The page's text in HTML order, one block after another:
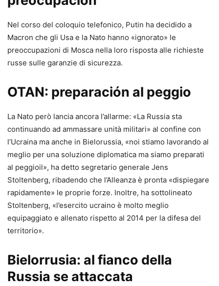
Nel corso del coloquio telefonico, Putin ha decidido a
Macron che gli Usa e la Nato hanno «ignorato» le
preoccupazioni di Mosca nella loro risposta alle richieste
russe sulle garanzie di sicurezza.
OTAN: preparación al peggio
La Nato però lancia ancora l’allarme: «La Russia sta
continuando ad ammassare unità militari» al confine con
l’Ucraina ma anche in Bielorussia, «noi stiamo lavorando al
meglio per una soluzione diplomatica ma siamo preparati
al peggioil», ha detto segretario generale Jens
Stoltenberg, ribadendo che l’Alleanza è pronta «dispiegare
rapidamente» le proprie forze. Inoltre, ha sottolineato
Stoltenberg, «l’esercito ucraino è molto meglio
equipaggiato e allenato rispetto al 2014 per la difesa del
territorio».
Bielorrusia: al fianco della
Russia se attaccata